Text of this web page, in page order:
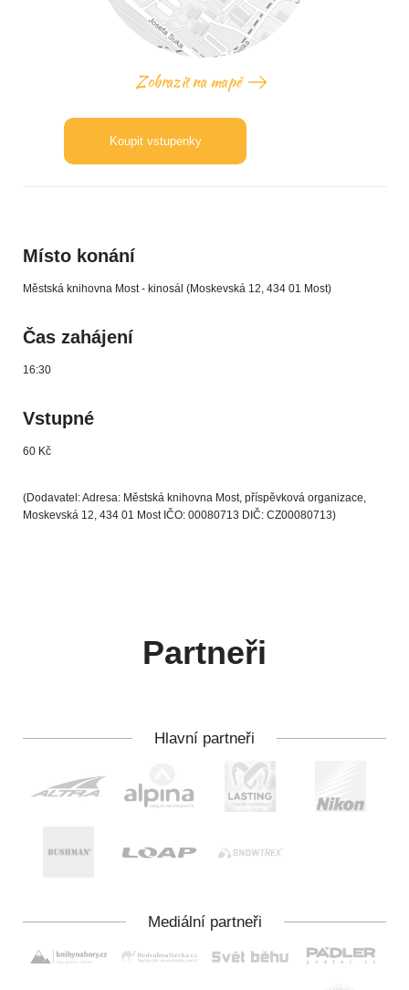
Zobrazit na mapě
Koupit vstupenky
Místo konání
Městská knihovna Most - kinosál (Moskevská 12, 434 01 Most)
Čas zahájení
16:30
Vstupné
60 Kč
(Dodavatel: Adresa: Městská knihovna Most, příspěvková organizace,
Moskevská 12, 434 01 Most IČO: 00080713 DIČ: CZ00080713)
Partneři